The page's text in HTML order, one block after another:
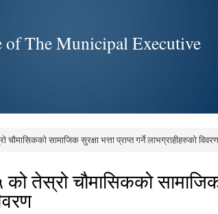
content
The Municipal Executive
सामाजिक सुरक्षा भत्ता प्राप्त गर्ने लाभग्राहीहरुको विवरण
चौमासिकको सामाजिक